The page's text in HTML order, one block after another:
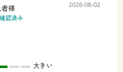
様
認済み
2026-08-02
大きい